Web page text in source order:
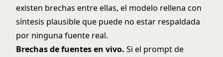
existen brechas entre ellas, el modelo rellena con
síntesis plausible que puede no estar respaldada
por ninguna fuente real.
Brechas de fuentes en vivo. Si el prompt de